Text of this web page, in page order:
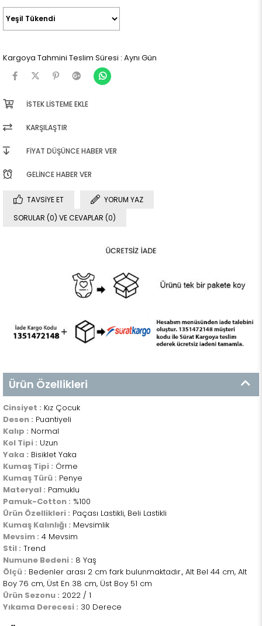
Kargoya Tahmini Teslim Süresi : Aynı Gün
İSTEK LISTEME EKLE
KARŞILAŞTIR
FIYAT DÜŞÜNCE HABER VER
GELINCE HABER VER
TAVSIYE ET
YORUM YAZ
SORULAR (0) VE CEVAPLAR (0)
Ürün Özellikleri
Cinsiyet : Kız Çocuk
Desen : Puantiyeli
Kalıp : Normal
Kol Tipi : Uzun
Yaka : Bisiklet Yaka
Kumaş Tipi : Örme
Kumaş Türü : Penye
Materyal : Pamuklu
Pamuk-Cotton : %100
Ürün Özellikleri : Paçası Lastikli, Beli Lastikli
Kumaş Kalınlığı : Mevsimlik
Mevsim : 4 Mevsim
Stil : Trend
Numune Bedeni : 8 Yaş
Ölçü : Bedenler arası 2 cm fark bulunmaktadır., Alt Bel 44 cm, Alt
Boy 76 cm, Üst En 38 cm, Üst Boy 51 cm
Ürün Sezonu : 2022 / 1
Yıkama Derecesi : 30 Derece